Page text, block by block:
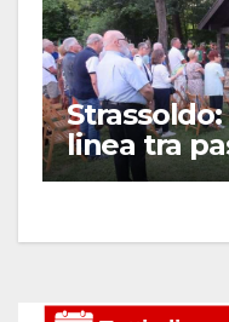
linea tra